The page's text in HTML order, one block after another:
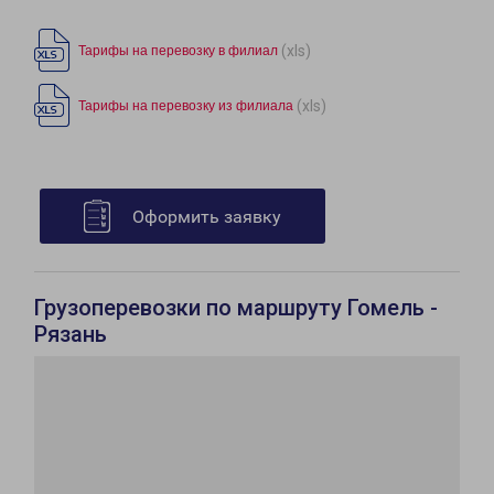
Тарифы на перевозку в филиал (xls)
Тарифы на перевозку из филиала (xls)
Оформить заявку
Грузоперевозки по маршруту Гомель -
Рязань